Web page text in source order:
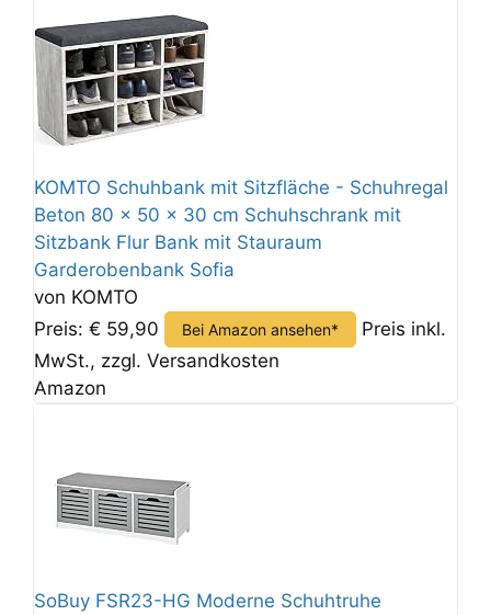
KOMTO Schuhbank mit Sitzfläche - Schuhregal
Beton 80 x 50 x 30 cm Schuhschrank mit
Sitzbank Flur Bank mit Stauraum
Garderobenbank Sofia
von KOMTO
Preis: € 59,90
Bei Amazon ansehen*
Preis inkl.
MwSt., zzgl. Versandkosten
Amazon
SoBuy FSR23-HG Moderne Schuhtruhe